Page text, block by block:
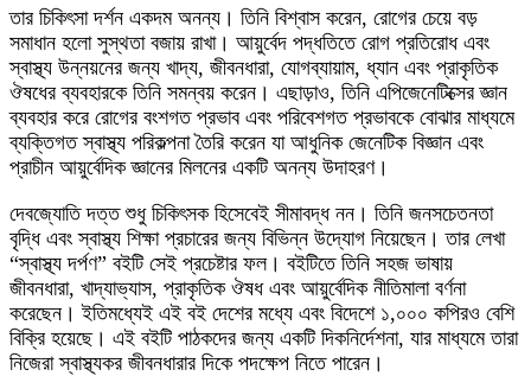
তার চিকিৎসা দর্শন একদম অনন্য। তিনি বিশ্বাস করেন, রোগের চেয়ে বড়
সমাধান হলো সুস্থতা বজায় রাখা। আয়ুর্বেদ পদ্ধতিতে রোগ প্রতিরোধ এবং
স্বাস্থ্য উন্নয়নের জন্য খাদ্য, জীবনধারা, যোগব্যায়াম, ধ্যান এবং প্রাকৃতিক
ঔষধের ব্যবহারকে তিনি সমন্বয় করেন। এছাড়াও, তিনি এপিজেনেটিক্সের জ্ঞান
ব্যবহার করে রোগের বংশগত প্রভাব এবং পরিবেশগত প্রভাবকে বোঝার মাধ্যমে
ব্যক্তিগত স্বাস্থ্য পরিকল্পনা তৈরি করেন যা আধুনিক জেনেটিক বিজ্ঞান এবং
প্রাচীন আয়ুর্বেদিক জ্ঞানের মিলনের একটি অনন্য উদাহরণ।
দেবজ্যোতি দত্ত শুধু চিকিৎসক হিসেবেই সীমাবদ্ধ নন। তিনি জনসচেতনতা
বৃদ্ধি এবং স্বাস্থ্য শিক্ষা প্রচারের জন্য বিভিন্ন উদ্যোগ নিয়েছেন। তার লেখা
“স্বাস্থ্য দর্পণ” বইটি সেই প্রচেষ্টার ফল। বইটিতে তিনি সহজ ভাষায়
জীবনধারা, খাদ্যাভ্যাস, প্রাকৃতিক ঔষধ এবং আয়ুর্বেদিক নীতিমালা বর্ণনা
করেছেন। ইতিমধ্যেই এই বই দেশের মধ্যে এবং বিদেশে ১,০০০ কপিরও বেশি
বিক্রি হয়েছে। এই বইটি পাঠকদের জন্য একটি দিকনির্দেশনা, যার মাধ্যমে তারা
নিজেরা স্বাস্থ্যকর জীবনধারার দিকে পদক্ষেপ নিতে পারেন।